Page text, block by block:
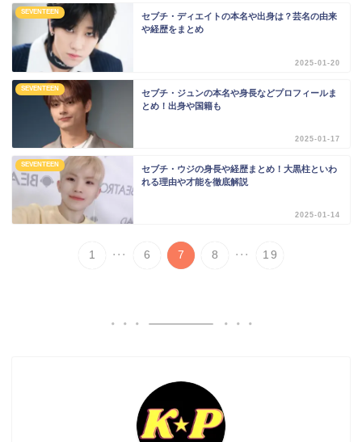
SEVENTEEN
セブチ・ディエイトの本名や出身は？芸名の由来
や経歴をまとめ
2025-01-20
SEVENTEEN
セブチ・ジュンの本名や身長などプロフィールま
とめ！出身や国籍も
2025-01-17
SEVENTEEN
セブチ・ウジの身長や経歴まとめ！大黒柱といわ
れる理由や才能を徹底解説
2025-01-14
1 ... 6 7 8 ... 19